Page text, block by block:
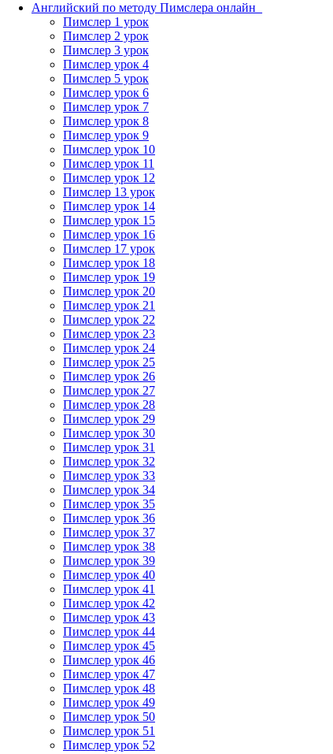
Английский по методу Пимслера онлайн_
Пимслер 1 урок
Пимслер 2 урок
Пимслер 3 урок
Пимслер урок 4
Пимслер 5 урок
Пимслер урок 6
Пимслер урок 7
Пимслер урок 8
Пимслер урок 9
Пимслер урок 10
Пимслер урок 11
Пимслер урок 12
Пимслер 13 урок
Пимслер урок 14
Пимслер урок 15
Пимслер урок 16
Пимслер 17 урок
Пимслер урок 18
Пимслер урок 19
Пимслер урок 20
Пимслер урок 21
Пимслер урок 22
Пимслер урок 23
Пимслер урок 24
Пимслер урок 25
Пимслер урок 26
Пимслер урок 27
Пимслер урок 28
Пимслер урок 29
Пимслер урок 30
Пимслер урок 31
Пимслер урок 32
Пимслер урок 33
Пимслер урок 34
Пимслер урок 35
Пимслер урок 36
Пимслер урок 37
Пимслер урок 38
Пимслер урок 39
Пимслер урок 40
Пимслер урок 41
Пимслер урок 42
Пимслер урок 43
Пимслер урок 44
Пимслер урок 45
Пимслер урок 46
Пимслер урок 47
Пимслер урок 48
Пимслер урок 49
Пимслер урок 50
Пимслер урок 51
Пимслер урок 52